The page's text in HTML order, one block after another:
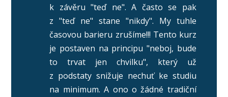
k závěru "teď ne". A často se pak
z "teď ne" stane "nikdy". My tuhle
časovou barieru zrušíme!!! Tento kurz
je postaven na principu "neboj, bude
to trvat jen chvilku", který už
z podstaty snižuje nechuť ke studiu
na minimum. A ono o žádné tradiční